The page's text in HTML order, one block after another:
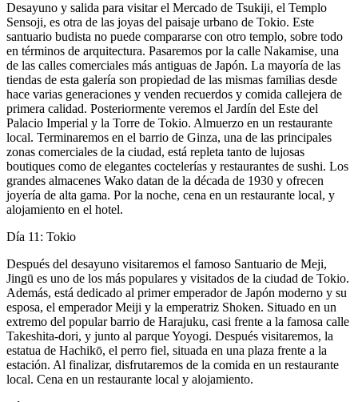
Desayuno y salida para visitar el Mercado de Tsukiji, el Templo
Sensoji, es otra de las joyas del paisaje urbano de Tokio. Este
santuario budista no puede compararse con otro templo, sobre todo
en términos de arquitectura. Pasaremos por la calle Nakamise, una
de las calles comerciales más antiguas de Japón. La mayoría de las
tiendas de esta galería son propiedad de las mismas familias desde
hace varias generaciones y venden recuerdos y comida callejera de
primera calidad. Posteriormente veremos el Jardín del Este del
Palacio Imperial y la Torre de Tokio. Almuerzo en un restaurante
local. Terminaremos en el barrio de Ginza, una de las principales
zonas comerciales de la ciudad, está repleta tanto de lujosas
boutiques como de elegantes coctelerías y restaurantes de sushi. Los
grandes almacenes Wako datan de la década de 1930 y ofrecen
joyería de alta gama. Por la noche, cena en un restaurante local, y
alojamiento en el hotel.
Día 11: Tokio
Después del desayuno visitaremos el famoso Santuario de Meji,
Jingū es uno de los más populares y visitados de la ciudad de Tokio.
Además, está dedicado al primer emperador de Japón moderno y su
esposa, el emperador Meiji y la emperatriz Shoken. Situado en un
extremo del popular barrio de Harajuku, casi frente a la famosa calle
Takeshita-dori, y junto al parque Yoyogi. Después visitaremos, la
estatua de Hachikō, el perro fiel, situada en una plaza frente a la
estación. Al finalizar, disfrutaremos de la comida en un restaurante
local. Cena en un restaurante local y alojamiento.